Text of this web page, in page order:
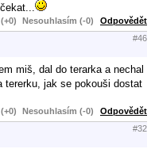
Nesouhlasím (-0) Odpovědět
#46
miš, dal do terarka a nechal
tererku, jak se pokouši dostat
Nesouhlasím (-0) Odpovědět
#32